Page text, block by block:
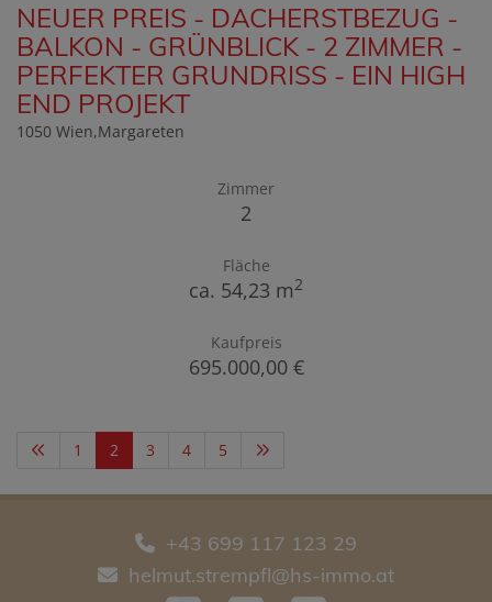
NEUER PREIS - DACHERSTBEZUG -
BALKON - GRÜNBLICK - 2 ZIMMER -
PERFEKTER GRUNDRISS - EIN HIGH
END PROJEKT
1050 Wien,Margareten
Zimmer
2
Fläche
ca. 54,23 m2
Kaufpreis
695.000,00 €
1 2 3 4 5
+43 699 117 123 29
helmut.strempfl@hs-immo.at